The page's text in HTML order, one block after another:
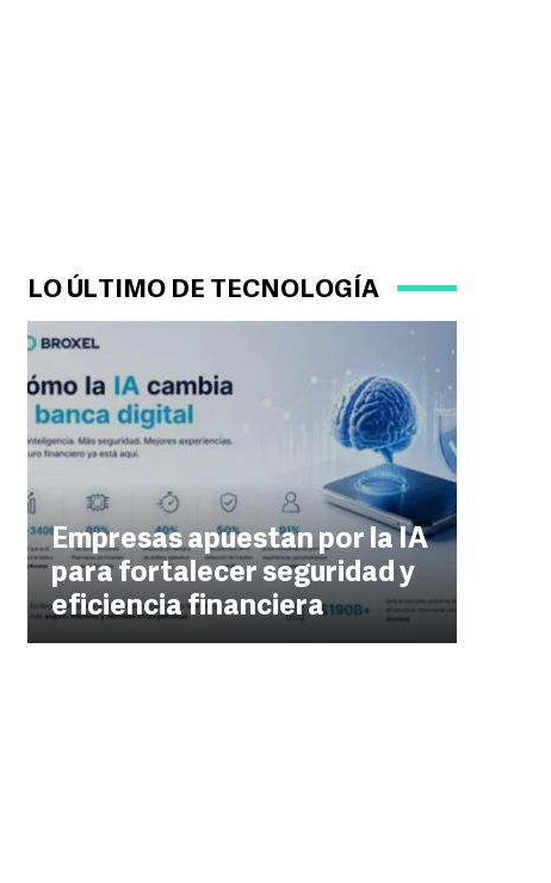
LO ÚLTIMO DE TECNOLOGÍA
Empresas apuestan por la IA
para fortalecer seguridad y
eficiencia financiera